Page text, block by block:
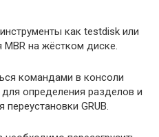
как testdisk или
MBR на жёстком диске.
командами в консоли
определения разделов и
GRUB.